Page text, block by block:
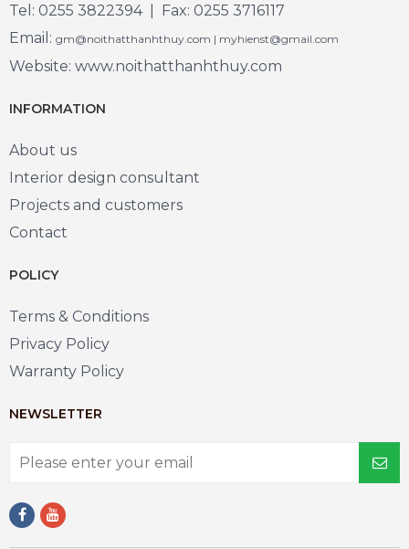
Tel: 0255 3822394 | Fax: 0255 3716117
Email: gm@noithatthanhthuy.com | myhienst@gmail.com
Website: www.noithatthanhthuy.com
INFORMATION
About us
Interior design consultant
Projects and customers
Contact
POLICY
Terms & Conditions
Privacy Policy
Warranty Policy
NEWSLETTER